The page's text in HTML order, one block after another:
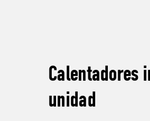
Calentadores
unidad